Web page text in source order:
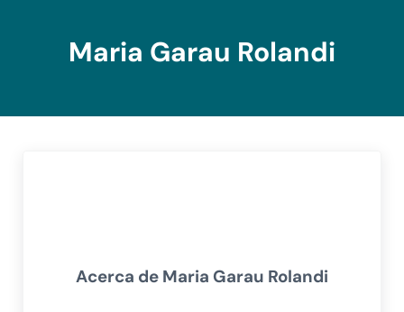
Maria Garau Rolandi
Acerca de Maria Garau Rolandi